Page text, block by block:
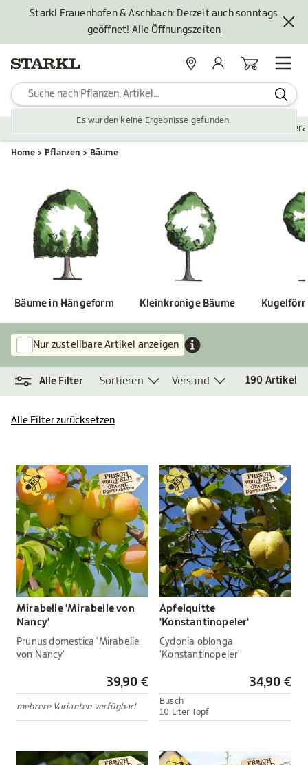
Starkl Frauenhofen & Aschbach: Derzeit auch sonntags
geöffnet! Alle Öffnungszeiten
Es wurden keine Ergebnisse gefunden.
StandorteMein KontoWarenkorb
Zubehör Gartengestaltung
Home Pflanzen Bäume
Bäume in Hängeform Kleinkronige Bäume
Nur zustellbare Artikel anzeigen
Alle Filter Sortieren Versand 190 Artikel
Alle Filter zurücksetzen
Mirabelle 'Mirabelle von
Nancy'
Prunus domestica 'Mirabelle
von Nancy'
39,90 €
mehrere Varianten verfügbar!
Apfelquitte
'Konstantinopeler'
Cydonia oblonga
'Konstantinopeler'
34,90 €
Busch
10 Liter Topf